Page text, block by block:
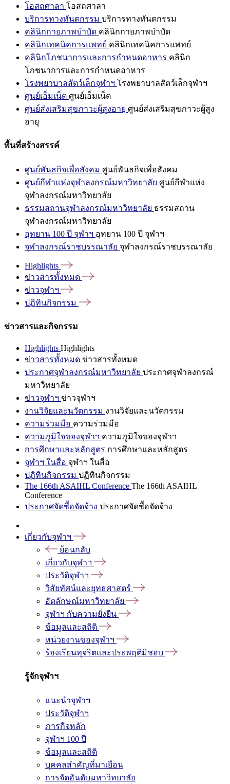
โอสถศาลา โอสถศาลา
บริการทางทันตกรรม บริการทางทันตกรรม
คลินิกกายภาพบำบัด คลินิกกายภาพบำบัด
คลินิกเทคนิคการแพทย์ คลินิกเทคนิคการแพทย์
คลินิกโภชนาการและการกำหนดอาหาร คลินิก
โภชนาการและการกำหนดอาหาร
โรงพยาบาลสัตว์เล็กจุฬาฯ โรงพยาบาลสัตว์เล็กจุฬาฯ
ศูนย์เอ็มเน็ต ศูนย์เอ็มเน็ต
ศูนย์ส่งเสริมสุขภาวะผู้สูงอายุ ศูนย์ส่งเสริมสุขภาวะผู้สูง
อายุ
พื้นที่สร้างสรรค์
ศูนย์พันธกิจเพื่อสังคม ศูนย์พันธกิจเพื่อสังคม
ศูนย์กีฬาแห่งจุฬาลงกรณ์มหาวิทยาลัย ศูนย์กีฬาแห่ง
จุฬาลงกรณ์มหาวิทยาลัย
ธรรมสถานจุฬาลงกรณ์มหาวิทยาลัย ธรรมสถาน
จุฬาลงกรณ์มหาวิทยาลัย
อุทยาน 100 ปี จุฬาฯ อุทยาน 100 ปี จุฬาฯ
จุฬาลงกรณ์ราชบรรณาลัย จุฬาลงกรณ์ราชบรรณาลัย
Highlights
ข่าวสารทั้งหมด
ข่าวจุฬาฯ
ปฏิทินกิจกรรม
ข่าวสารและกิจกรรม
Highlights Highlights
ข่าวสารทั้งหมด ข่าวสารทั้งหมด
ประกาศจุฬาลงกรณ์มหาวิทยาลัย ประกาศจุฬาลงกรณ์
มหาวิทยาลัย
ข่าวจุฬาฯ ข่าวจุฬาฯ
งานวิจัยและนวัตกรรม งานวิจัยและนวัตกรรม
ความร่วมมือ ความร่วมมือ
ความภูมิใจของจุฬาฯ ความภูมิใจของจุฬาฯ
การศึกษาและหลักสูตร การศึกษาและหลักสูตร
จุฬาฯ ในสื่อ จุฬาฯ ในสื่อ
ปฏิทินกิจกรรม ปฏิทินกิจกรรม
The 166th ASAIHL Conference The 166th ASAIHL
Conference
ประกาศจัดซื้อจัดจ้าง ประกาศจัดซื้อจัดจ้าง
เกี่ยวกับจุฬาฯ
ย้อนกลับ
เกี่ยวกับจุฬาฯ
ประวัติจุฬาฯ
วิสัยทัศน์และยุทธศาสตร์
อัตลักษณ์มหาวิทยาลัย
จุฬาฯ กับความยั่งยืน
ข้อมูลและสถิติ
หน่วยงานของจุฬาฯ
ร้องเรียนทุจริตและประพฤติมิชอบ
รู้จักจุฬาฯ
แนะนำจุฬาฯ
ประวัติจุฬาฯ
ภารกิจหลัก
จุฬาฯ 100 ปี
ข้อมูลและสถิติ
บุคคลสำคัญที่มาเยือน
การจัดอันดับมหาวิทยาลัย